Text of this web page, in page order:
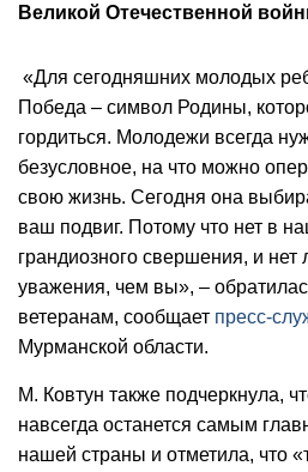
Великой Отечественной
«Для сегодняшних молодых
Победа – символ Родины,
гордиться. Молодежи всегда
безусловное, на что можно
свою жизнь. Сегодня она
ваш подвиг. Потому что нет в
грандиозного свершения, и
уважения, чем вы», –
ветеранам, сообщает пресс-
Мурманской области.
М. Ковтун также подчеркнула,
навсегда останется самым
нашей страны и отметила, что